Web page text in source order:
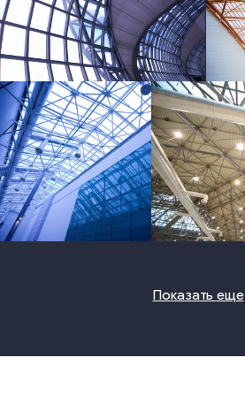
photo
photo
Показать еще